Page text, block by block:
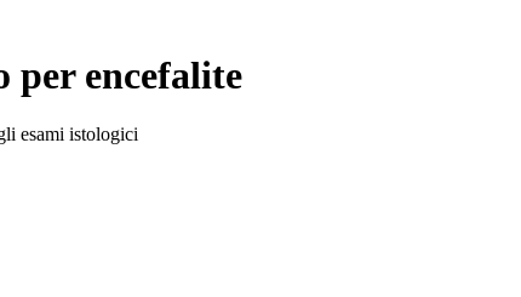
per encefalite
esami istologici